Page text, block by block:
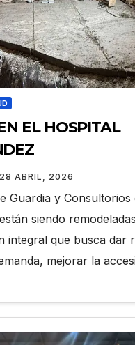
EL HOSPITAL
ABRIL, 2026
Guardia y
siendo
integral que busca dar
mejorar la